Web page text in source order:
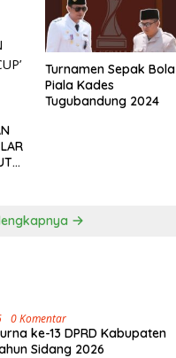
Turnamen Sepak Bola
Piala Kades
Tugubandung 2024
0 Komentar
ke-13 DPRD Kabupaten
Sidang 2026